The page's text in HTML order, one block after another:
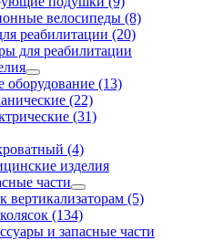
велосипеды (8)
реабилитации (20)
для реабилитации
оборудование (13)
(22)
(31)
(4)
изделия
части
вертикализаторам (5)
(134)
и запасные части